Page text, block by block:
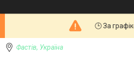
🕒 За
Фастів, Україна